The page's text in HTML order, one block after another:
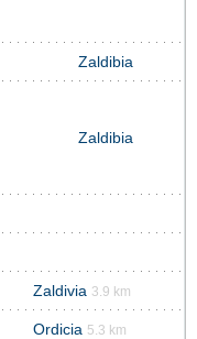
Zaldibia
Zaldibia
Zaldivia 3.9 km
Ordicia 5.3 km